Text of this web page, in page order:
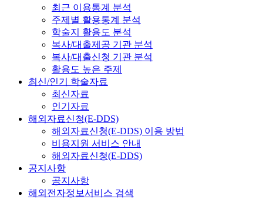
최근 이용통계 분석
주제별 활용통계 분석
학술지 활용도 분석
복사/대출제공 기관 분석
복사/대출신청 기관 분석
활용도 높은 주제
최신/인기 학술자료
최신자료
인기자료
해외자료신청(E-DDS)
해외자료신청(E-DDS) 이용 방법
비용지원 서비스 안내
해외자료신청(E-DDS)
공지사항
공지사항
해외전자정보서비스 검색